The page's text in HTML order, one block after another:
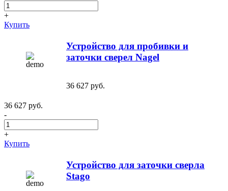
+
Купить
Устройство для пробивки и
заточки сверел Nagel
36 627 руб.
36 627 руб.
-
+
Купить
Устройство для заточки сверла
Stago